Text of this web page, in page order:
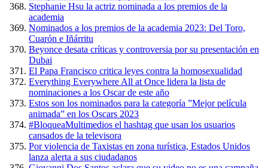
Stephanie Hsu la actriz nominada a los premios de la
academia
Nominados a los premios de la academia 2023: Del Toro,
Cuarón e Iñárritu
Beyonce desata críticas y controversia por su presentación en
Dubai
El Papa Francisco critica leyes contra la homosexualidad
Everything Everywhere All at Once lidera la lista de
nominaciones a los Oscar de este año
Estos son los nominados para la categoría ”Mejor película
animada” en los Oscars 2023
#BloqueaMultimedios el hashtag que usan los usuarios
cansados de la televisora
Por violencia de Taxistas en zona turística, Estados Unidos
lanza alerta a sus ciudadanos